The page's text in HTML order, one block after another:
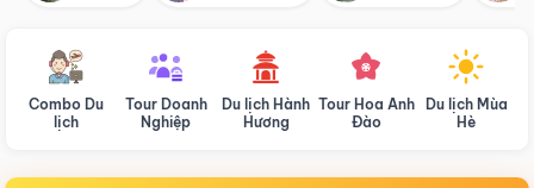
Combo Du
lịch
Tour Doanh
Nghiệp
Du lịch Hành
Hương
Tour Hoa Anh
Đào
Du lịch Mùa
Hè